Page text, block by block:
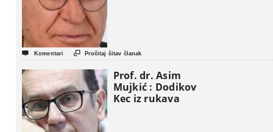
 Komentari  Pročitaj čitav članak
Prof. dr. Asim
Mujkić : Dodikov
Kec iz rukava